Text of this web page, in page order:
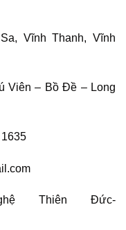
Vĩnh Thanh, Vĩnh
Viên – Bồ Đề – Long
Thiên Đức-